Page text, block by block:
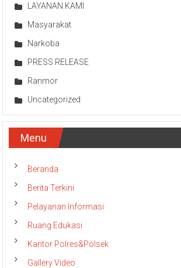
LAYANAN KAMI
Masyarakat
Narkoba
PRESS RELEASE
Ranmor
Uncategorized
Menu
Beranda
Berita Terkini
Pelayanan Informasi
Ruang Edukasi
Kantor Polres&Polsek
Gallery Video